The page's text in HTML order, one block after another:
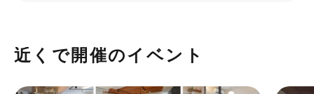
近くで開催のイベント